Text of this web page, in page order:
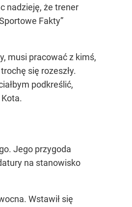
nadzieję, że trener
Fakty”
musi pracować z kimś,
się rozeszły.
podkreślić,
Jego przygoda
na stanowisko
Wstawił się